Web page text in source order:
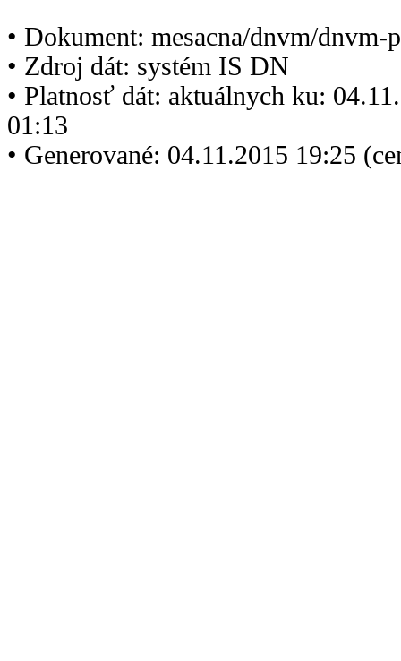
• Dokument: mesacna/dnvm/dnvm-
• Zdroj dát: systém IS DN
• Platnosť dát: aktuálnych ku:
01:13
• Generované: 04.11.2015 19:25